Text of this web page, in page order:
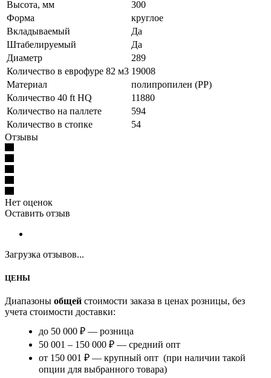
Высота, мм
300
Форма
круглое
Вкладываемый
Да
Штабелируемый
Да
Диаметр
289
Количество в еврофуре 82 м3 19008
Материал
полипропилен (PP)
Количество 40 ft HQ
11880
Количество на паллете
594
Количество в стопке
54
Отзывы
Нет оценок
Оставить отзыв
Загрузка отзывов...
ЦЕНЫ
Диапазоны общей стоимости заказа в ценах розницы, без
учета стоимости доставки:
до 50 000 ₽ — розница
50 001 – 150 000 ₽ — средний опт
от 150 001 ₽ — крупный опт (при наличии такой
опции для выбранного товара)